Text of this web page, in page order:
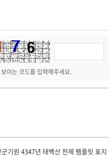
이는 코드를 입력해주세요.
군기원 4347년 태백산 천제 팸플릿 표지